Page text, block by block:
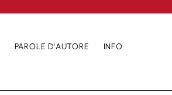
PAROLE D’AUTORE INFO